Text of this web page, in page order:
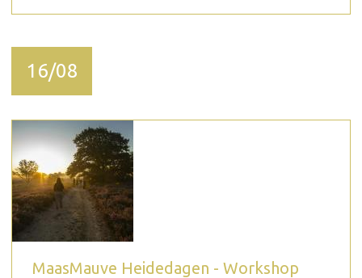
16/08
MaasMauve Heidedagen - Workshop